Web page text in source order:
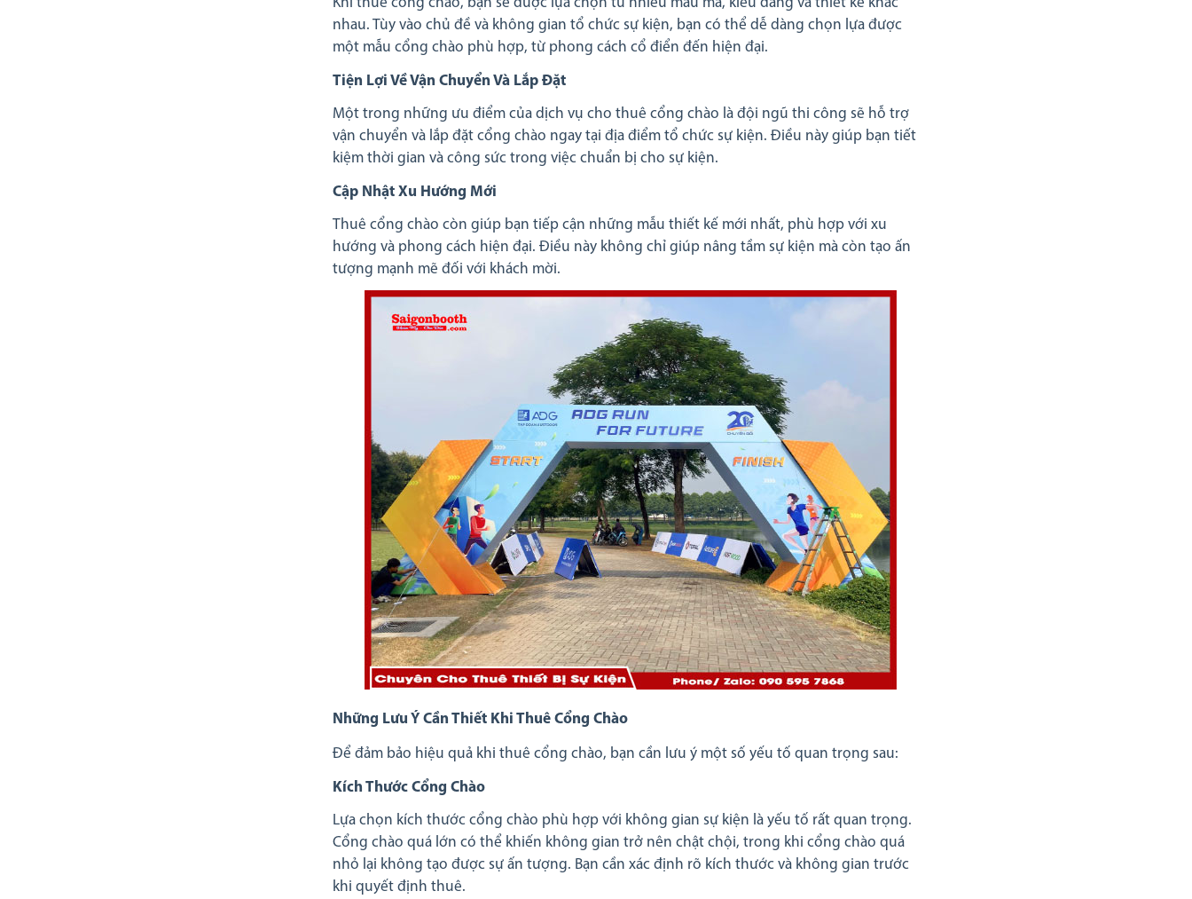
Khi thuê cổng chào, bạn sẽ được lựa chọn từ nhiều mẫu mã, kiểu dáng và thiết kế khác
nhau. Tùy vào chủ đề và không gian tổ chức sự kiện, bạn có thể dễ dàng chọn lựa được
một mẫu cổng chào phù hợp, từ phong cách cổ điển đến hiện đại.
Tiện Lợi Về Vận Chuyển Và Lắp Đặt
Một trong những ưu điểm của dịch vụ cho thuê cổng chào là đội ngũ thi công sẽ hỗ trợ
vận chuyển và lắp đặt cổng chào ngay tại địa điểm tổ chức sự kiện. Điều này giúp bạn tiết
kiệm thời gian và công sức trong việc chuẩn bị cho sự kiện.
Cập Nhật Xu Hướng Mới
Thuê cổng chào còn giúp bạn tiếp cận những mẫu thiết kế mới nhất, phù hợp với xu
hướng và phong cách hiện đại. Điều này không chỉ giúp nâng tầm sự kiện mà còn tạo ấn
tượng mạnh mẽ đối với khách mời.
Những Lưu Ý Cần Thiết Khi Thuê Cổng Chào
Để đảm bảo hiệu quả khi thuê cổng chào, bạn cần lưu ý một số yếu tố quan trọng sau:
Kích Thước Cổng Chào
Lựa chọn kích thước cổng chào phù hợp với không gian sự kiện là yếu tố rất quan trọng.
Cổng chào quá lớn có thể khiến không gian trở nên chật chội, trong khi cổng chào quá
nhỏ lại không tạo được sự ấn tượng. Bạn cần xác định rõ kích thước và không gian trước
khi quyết định thuê.